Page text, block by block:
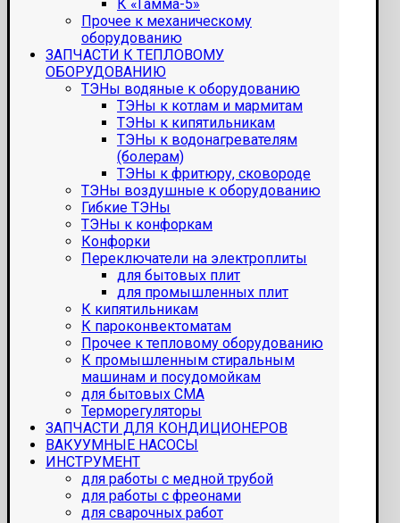
К «Гамма-5»
Прочее к механическому
оборудованию
ЗАПЧАСТИ К ТЕПЛОВОМУ
ОБОРУДОВАНИЮ
ТЭНы водяные к оборудованию
ТЭНы к котлам и мармитам
ТЭНы к кипятильникам
ТЭНы к водонагревателям
(болерам)
ТЭНы к фритюру, сковороде
ТЭНы воздушные к оборудованию
Гибкие ТЭНы
ТЭНы к конфоркам
Конфорки
Переключатели на электроплиты
для бытовых плит
для промышленных плит
К кипятильникам
К пароконвектоматам
Прочее к тепловому оборудованию
К промышленным стиральным
машинам и посудомойкам
для бытовых СМА
Терморегуляторы
ЗАПЧАСТИ ДЛЯ КОНДИЦИОНЕРОВ
ВАКУУМНЫЕ НАСОСЫ
ИНСТРУМЕНТ
для работы с медной трубой
для работы с фреонами
для сварочных работ